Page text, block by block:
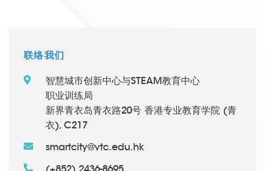
联络我们
智慧城市创新中心与STEAM教育中心
职业训练局
新界青衣岛青衣路20号 香港专业教育学院 (青
衣), C217
smartcity@vtc.edu.hk